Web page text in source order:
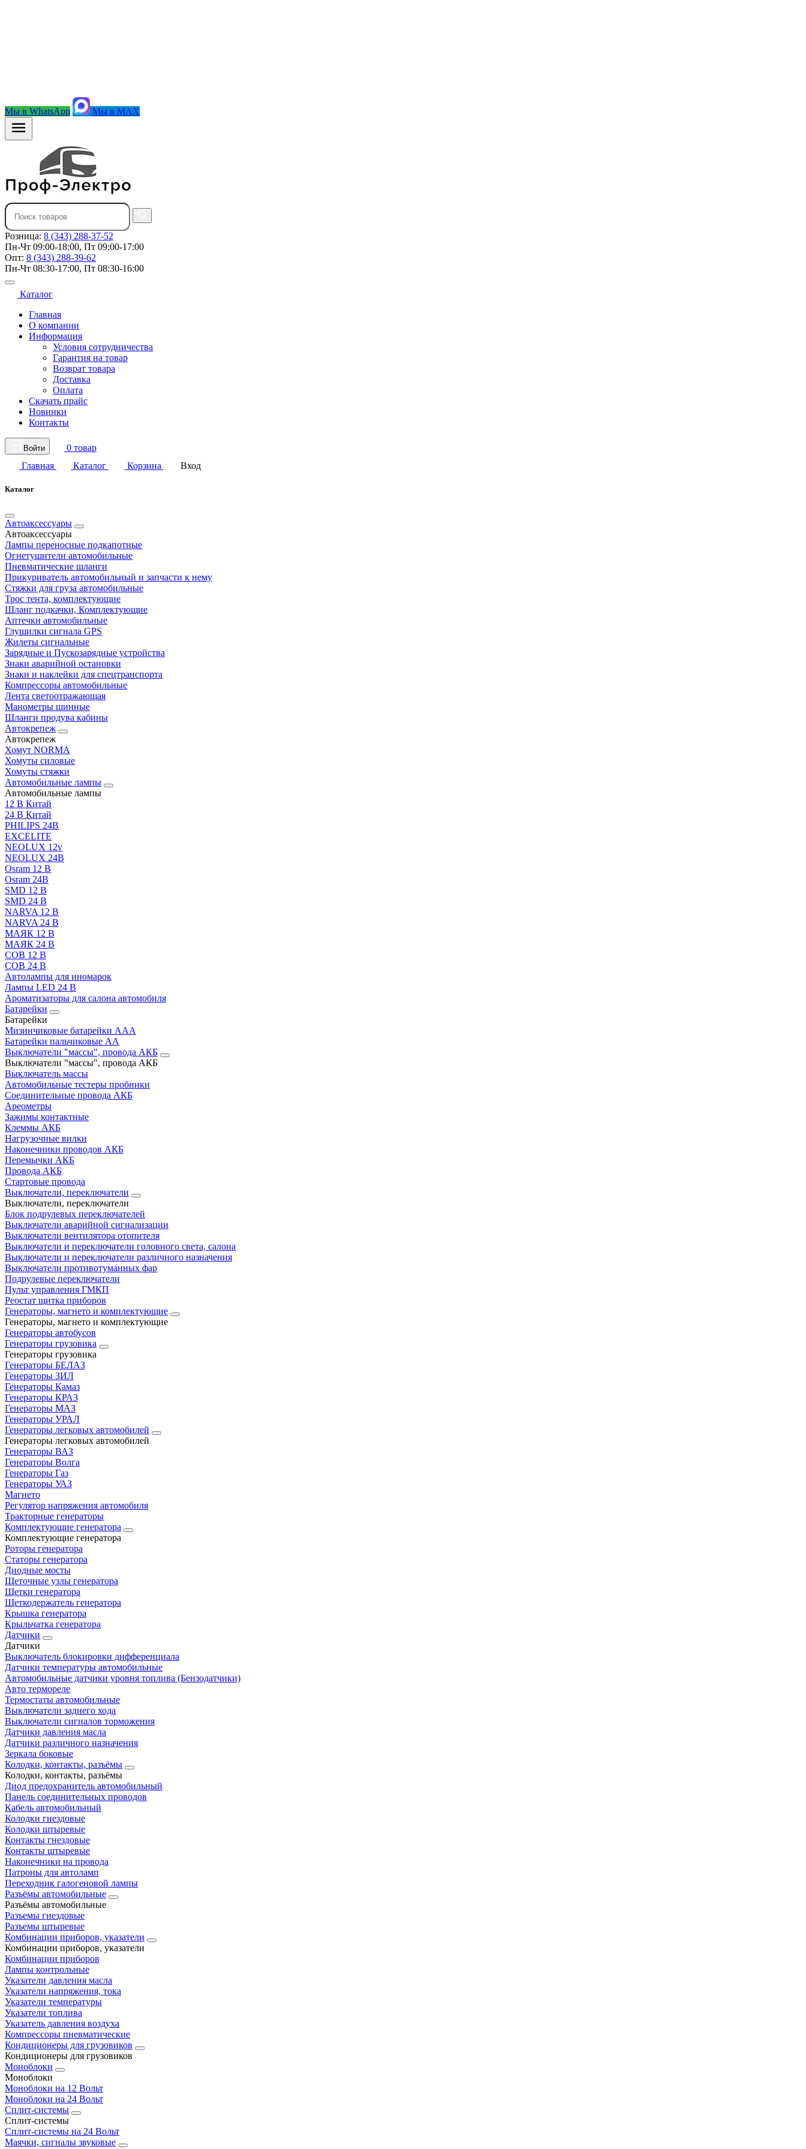
Мы в WhatsApp Мы в MAX
Розница: 8 (343) 288-37-52
Пн-Чт 09:00-18:00, Пт 09:00-17:00
Опт: 8 (343) 288-39-62
Пн-Чт 08:30-17:00, Пт 08:30-16:00
Каталог
Главная
О компании
Информация
Условия сотрудничества
Гарантия на товар
Возврат товара
Доставка
Оплата
Скачать прайс
Новинки
Контакты
Войти
0 товар
Главная
Каталог Корзина Вход
Каталог
Автоаксессуары
Автоаксессуары
Лампы переносные подкапотные
Огнетушители автомобильные
Пневматические шланги
Прикуриватель автомобильный и запчасти к нему
Стяжки для груза автомобильные
Трос тента, комплектующие
Шланг подкачки, Комплектующие
Аптечки автомобильные
Глушилки сигнала GPS
Жилеты сигнальные
Зарядные и Пускозарядные устройства
Знаки аварийной остановки
Знаки и наклейки для спецтранспорта
Компрессоры автомобильные
Лента светоотражающая
Манометры шинные
Шланги продува кабины
Автокрепеж
Автокрепеж
Хомут NORMA
Хомуты силовые
Хомуты стяжки
Автомобильные лампы
Автомобильные лампы
12 В Китай
24 В Китай
PHILIPS 24В
EXCELITE
NEOLUX 12v
NEOLUX 24В
Osram 12 В
Osram 24В
SMD 12 В
SMD 24 В
NARVA 12 В
NARVA 24 В
МАЯК 12 В
МАЯК 24 В
COB 12 В
COB 24 В
Автолампы для иномарок
Лампы LED 24 B
Ароматизаторы для салона автомобиля
Батарейки
Батарейки
Мизинчиковые батарейки AAA
Батарейки пальчиковые АА
Выключатели "массы", провода АКБ
Выключатели "массы", провода АКБ
Выключатель массы
Автомобильные тестеры пробники
Соединительные провода АКБ
Ареометры
Зажимы контактные
Клеммы АКБ
Нагрузочные вилки
Наконечники проводов АКБ
Перемычки АКБ
Провода АКБ
Стартовые провода
Выключатели, переключатели
Выключатели, переключатели
Блок подрулевых переключателей
Выключатели аварийной сигнализации
Выключатели вентилятора отопителя
Выключатели и переключатели головного света, салона
Выключатели и переключатели различного назначения
Выключатели противотуманных фар
Подрулевые переключатели
Пульт управления ГМКП
Реостат щитка приборов
Генераторы, магнето и комплектующие
Генераторы, магнето и комплектующие
Генераторы автобусов
Генераторы грузовика
Генераторы грузовика
Генераторы БЕЛАЗ
Генераторы ЗИЛ
Генераторы Камаз
Генераторы КРАЗ
Генераторы МАЗ
Генераторы УРАЛ
Генераторы легковых автомобилей
Генераторы легковых автомобилей
Генераторы ВАЗ
Генераторы Волга
Генераторы Газ
Генераторы УАЗ
Магнето
Регулятор напряжения автомобиля
Тракторные генераторы
Комплектующие генератора
Комплектующие генератора
Роторы генератора
Статоры генератора
Диодные мосты
Щеточные узлы генератора
Щетки генератора
Щеткодержатель генератора
Крышка генератора
Крыльчатка генератора
Датчики
Датчики
Выключатель блокировки дифференциала
Датчики температуры автомобильные
Автомобильные датчики уровня топлива (Бензодатчики)
Авто термореле
Термостаты автомобильные
Выключатели заднего хода
Выключатели сигналов торможения
Датчики давления масла
Датчики различного назначения
Зеркала боковые
Колодки, контакты, разъёмы
Колодки, контакты, разъёмы
Диод предохранитель автомобильный
Панель соединительных проводов
Кабель автомобильный
Колодки гнездовые
Колодки штыревые
Контакты гнездовые
Контакты штыревые
Наконечники на провода
Патроны для автоламп
Переходник галогеновой лампы
Разъёмы автомобильные
Разъёмы автомобильные
Разъемы гнездовые
Разъемы штыревые
Комбинации приборов, указатели
Комбинации приборов, указатели
Комбинации приборов
Лампы контрольные
Указатели давления масла
Указатели напряжения, тока
Указатели температуры
Указатели топлива
Указатель давления воздуха
Компрессоры пневматические
Кондиционеры для грузовиков
Кондиционеры для грузовиков
Моноблоки
Моноблоки
Моноблоки на 12 Вольт
Моноблоки на 24 Вольт
Сплит-системы
Сплит-системы
Сплит‑системы на 24 Вольт
Маячки, сигналы звуковые